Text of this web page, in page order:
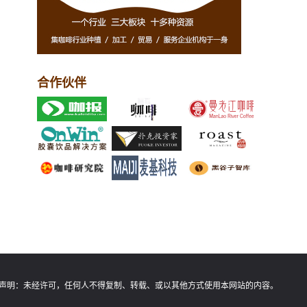
合作伙伴
明： 未经许可，任何人不得复制、转载、或以其他方式使用本网站的内容。